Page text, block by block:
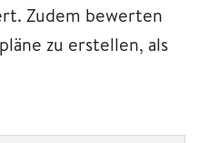
Zudem bewerten
zu erstellen, als